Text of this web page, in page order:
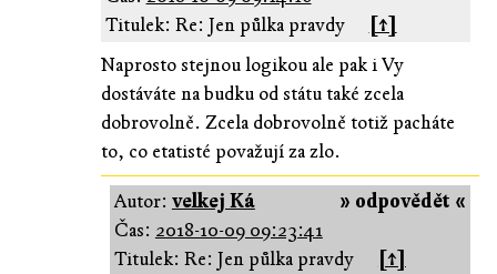
Titulek: Re: Jen půlka pravdy
[↑]
Naprosto stejnou logikou ale pak i Vy
dostáváte na budku od státu také zcela
dobrovolně. Zcela dobrovolně totiž pacháte
to, co etatisté považují za zlo.
» odpovědět «
Autor: velkej Ká
Čas: 2018-10-09 09:23:41
Titulek: Re: Jen půlka pravdy
[↑]